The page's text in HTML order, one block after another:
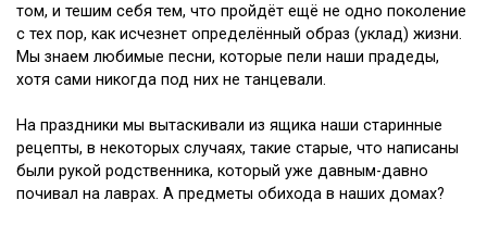
том, и тешим себя тем, что пройдёт ещё не одно поколение
с тех пор, как исчезнет определённый образ (уклад) жизни.
Мы знаем любимые песни, которые пели наши прадеды,
хотя сами никогда под них не танцевали.
На праздники мы вытаскивали из ящика наши старинные
рецепты, в некоторых случаях, такие старые, что написаны
были рукой родственника, который уже давным-давно
почивал на лаврах. А предметы обихода в наших домах?